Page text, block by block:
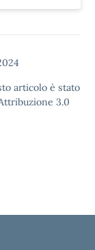
articolo è stato
3.0